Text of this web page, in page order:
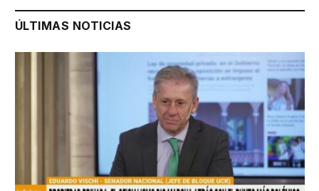
ÚLTIMAS NOTICIAS